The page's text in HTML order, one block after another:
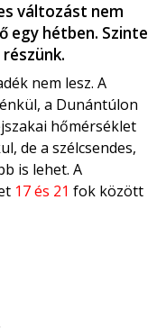
változást nem
egy hétben. Szinte
nem lesz. A
a Dunántúlon
hőmérséklet
de a szélcsendes,
is lehet. A
17 és 21 fok között